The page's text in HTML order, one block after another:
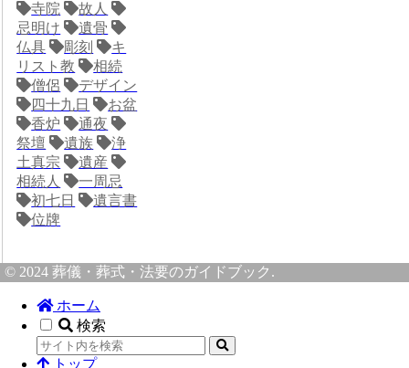
寺院
故人
忌明け
遺骨
仏具
彫刻
キ
リスト教
相続
僧侶
デザイン
四十九日
お盆
香炉
通夜
祭壇
遺族
浄
土真宗
遺産
相続人
一周忌
初七日
遺言書
位牌
© 2024 葬儀・葬式・法要のガイドブック.
ホーム
検索
トップ